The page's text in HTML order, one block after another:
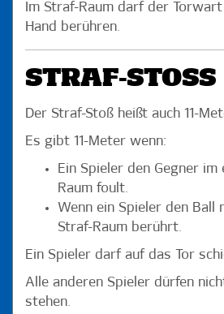
Im Straf-Raum darf der
Hand berühren.
STRAF-STOSS
Der Straf-Stoß heißt auch 11-
Es gibt 11-Meter wenn:
Ein Spieler den Gegner im
Raum foult.
Wenn ein Spieler den Ball
Straf-Raum berührt.
Ein Spieler darf auf das Tor
Alle anderen Spieler dürfen
stehen.